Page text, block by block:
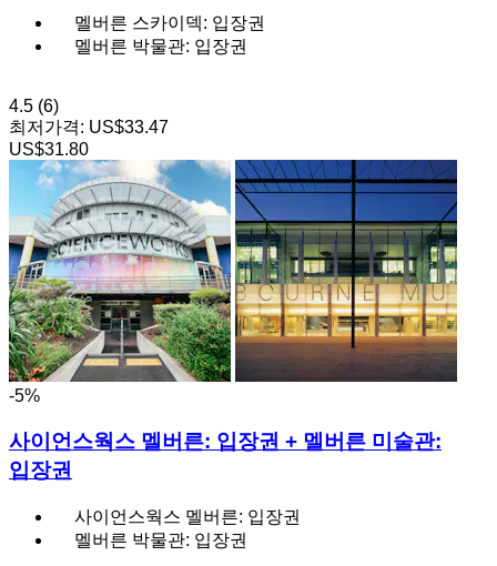
멜버른 스카이덱: 입장권
멜버른 박물관: 입장권
4.5 (6)
최저가격: US$33.47
US$31.80
-5%
사이언스웍스 멜버른: 입장권 + 멜버른 미술관:
입장권
사이언스웍스 멜버른: 입장권
멜버른 박물관: 입장권